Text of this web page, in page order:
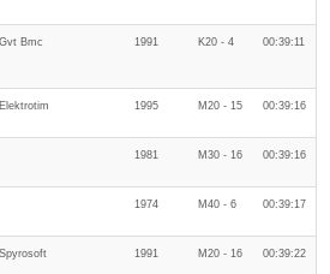
Gvt Bmc 1991 K20 - 4 00:39:11
Elektrotim 1995 M20 - 15 00:39:16
1981 M30 - 16 00:39:16
1974 M40 - 6 00:39:17
Spyrosoft 1991 M20 - 16 00:39:22